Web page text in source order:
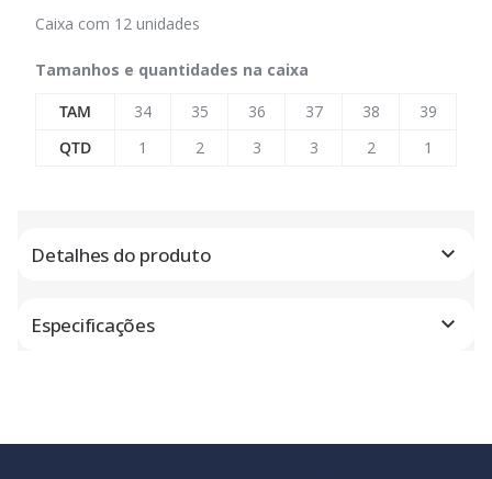
Caixa com 12 unidades
Tamanhos e quantidades na caixa
TAM
34 35 36 37 38
39
QTD
1 2 3 3 2 1
Detalhes do produto
Especificações